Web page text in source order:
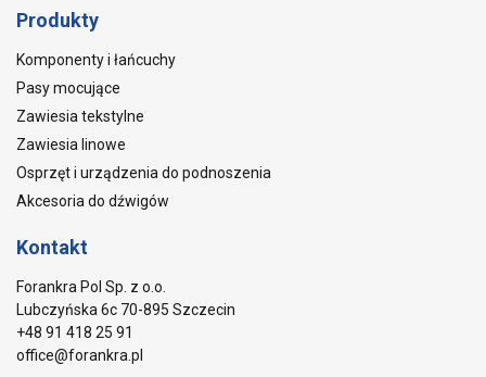
Produkty
Komponenty i łańcuchy
Pasy mocujące
Zawiesia tekstylne
Zawiesia linowe
Osprzęt i urządzenia do podnoszenia
Akcesoria do dźwigów
Kontakt
Forankra Pol Sp. z o.o.
Lubczyńska 6c 70-895 Szczecin
+48 91 418 25 91
office@forankra.pl